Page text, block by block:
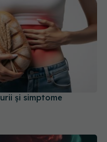
și simptome